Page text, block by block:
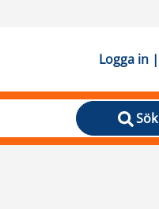
Logga in
Sök